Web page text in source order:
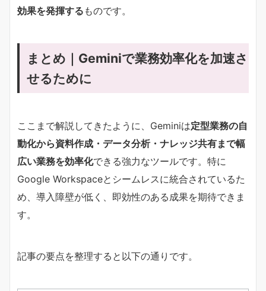
効果を発揮する ものです。
まとめ｜Geminiで業務効率化を加速さ
せるために
ここまで解説してきたように、Geminiは定型業務の自
動化から資料作成・データ分析・ナレッジ共有まで幅
広い業務を効率化できる強力なツールです。特に
Google Workspaceとシームレスに統合されているた
め、導入障壁が低く、即効性のある成果を期待できま
す。
記事の要点を整理すると以下の通りです。